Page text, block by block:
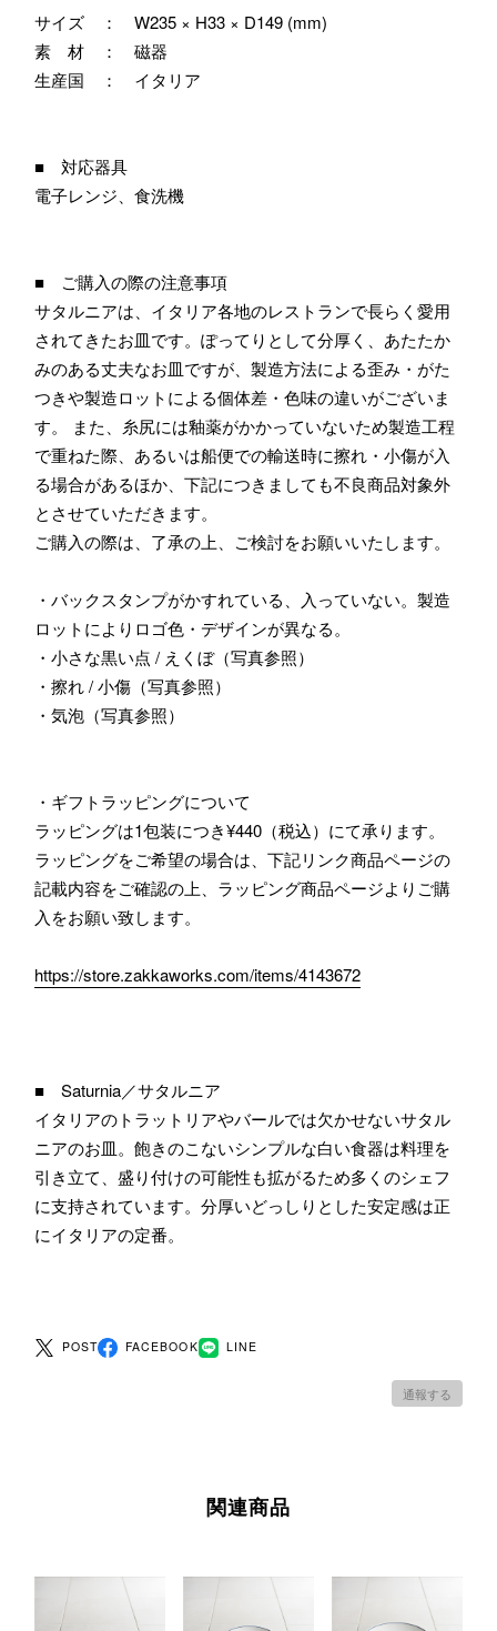
サイズ ： W235 × H33 × D149 (mm)
素 材 ： 磁器
生産国 ： イタリア
■ 対応器具
電子レンジ、食洗機
■ ご購入の際の注意事項
サタルニアは、イタリア各地のレストランで長らく愛用
されてきたお皿です。ぽってりとして分厚く、あたたか
みのある丈夫なお皿ですが、製造方法による歪み・がた
つきや製造ロットによる個体差・色味の違いがございま
す。 また、糸尻には釉薬がかかっていないため製造工程
で重ねた際、あるいは船便での輸送時に擦れ・小傷が入
る場合があるほか、下記につきましても不良商品対象外
とさせていただきます。
ご購入の際は、了承の上、ご検討をお願いいたします。
・バックスタンプがかすれている、入っていない。製造
ロットによりロゴ色・デザインが異なる。
・小さな黒い点 / えくぼ（写真参照）
・擦れ / 小傷（写真参照）
・気泡（写真参照）
・ギフトラッピングについて
ラッピングは1包装につき¥440（税込）にて承ります。
ラッピングをご希望の場合は、下記リンク商品ページの
記載内容をご確認の上、ラッピング商品ページよりご購
入をお願い致します。
https://store.zakkaworks.com/items/4143672
■ Saturnia／サタルニア
イタリアのトラットリアやバールでは欠かせないサタル
ニアのお皿。飽きのこないシンプルな白い食器は料理を
引き立て、盛り付けの可能性も拡がるため多くのシェフ
に支持されています。分厚いどっしりとした安定感は正
にイタリアの定番。
POST FACEBOOK LINE
通報する
関連商品